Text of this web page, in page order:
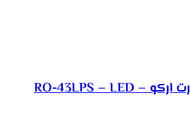
شاشة 43 بوصة سمارت اركو RO-43LPS – LED –